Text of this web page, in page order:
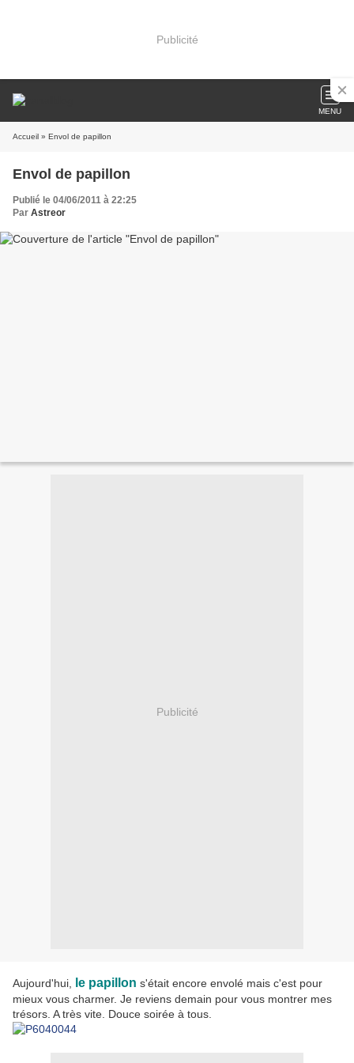
Publicité
MENU
Accueil » Envol de papillon
Envol de papillon
Publié le 04/06/2011 à 22:25
Par Astreor
Publicité
Aujourd'hui, le papillon s'était encore envolé mais c'est pour
mieux vous charmer. Je reviens demain pour vous montrer mes
trésors. A très vite. Douce soirée à tous.